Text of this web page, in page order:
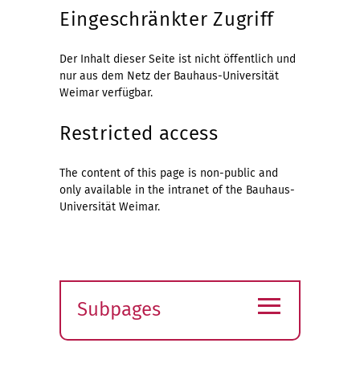
Eingeschränkter Zugriff
Der Inhalt dieser Seite ist nicht öffentlich und
nur aus dem Netz der Bauhaus-Universität
Weimar verfügbar.
Restricted access
The content of this page is non-public and
only available in the intranet of the Bauhaus-
Universität Weimar.
Subpages
≡